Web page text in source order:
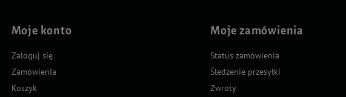
Moje konto
Zaloguj się
Zamówienia
Koszyk
Moje zamówienia
Status zamówienia
Śledzenie przesyłki
Zwroty